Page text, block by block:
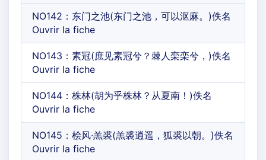
NO142：东门之池(东门之池，可以沤麻。)佚名
Ouvrir la fiche
NO143：素冠(庶见素冠兮？棘人栾栾兮，)佚名
Ouvrir la fiche
NO144：株林(胡为乎株林？从夏南！)佚名
Ouvrir la fiche
NO145：桧风·羔裘(羔裘逍遥，狐裘以朝。)佚名
Ouvrir la fiche